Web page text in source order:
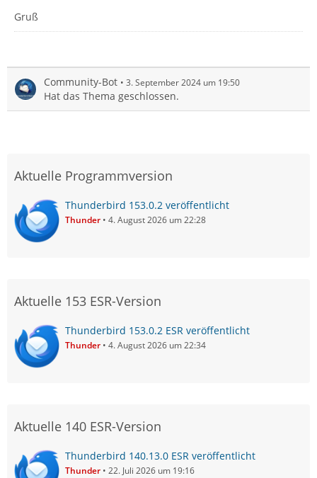
Gruß
Community-Bot 3. September 2024 um 19:50
Hat das Thema geschlossen.
Aktuelle Programmversion
Thunderbird 153.0.2 veröffentlicht
Thunder 4. August 2026 um 22:28
Aktuelle 153 ESR-Version
Thunderbird 153.0.2 ESR veröffentlicht
Thunder 4. August 2026 um 22:34
Aktuelle 140 ESR-Version
Thunderbird 140.13.0 ESR veröffentlicht
Thunder 22. Juli 2026 um 19:16